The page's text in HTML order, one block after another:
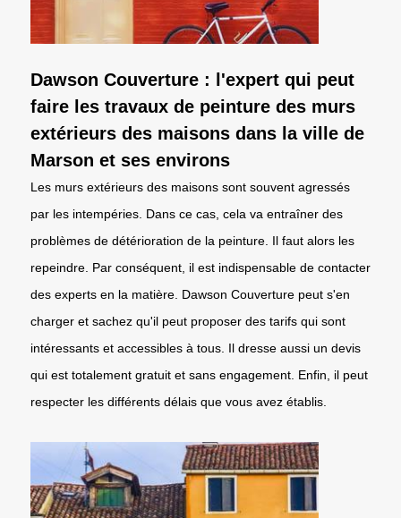
Dawson Couverture : l'expert qui peut
faire les travaux de peinture des murs
extérieurs des maisons dans la ville de
Marson et ses environs
Les murs extérieurs des maisons sont souvent agressés
par les intempéries. Dans ce cas, cela va entraîner des
problèmes de détérioration de la peinture. Il faut alors les
repeindre. Par conséquent, il est indispensable de contacter
des experts en la matière. Dawson Couverture peut s'en
charger et sachez qu'il peut proposer des tarifs qui sont
intéressants et accessibles à tous. Il dresse aussi un devis
qui est totalement gratuit et sans engagement. Enfin, il peut
respecter les différents délais que vous avez établis.